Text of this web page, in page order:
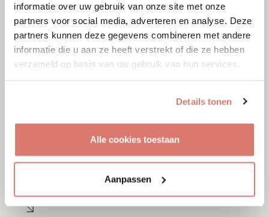
informatie over uw gebruik van onze site met onze
partners voor social media, adverteren en analyse. Deze
partners kunnen deze gegevens combineren met andere
informatie die u aan ze heeft verstrekt of die ze hebben
verzameld op basis van uw gebruik van hun services.
Details tonen
Alle cookies toestaan
Aanpassen
Sam